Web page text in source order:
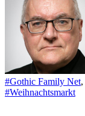
#Gothic Family Net,
#Weihnachtsmarkt